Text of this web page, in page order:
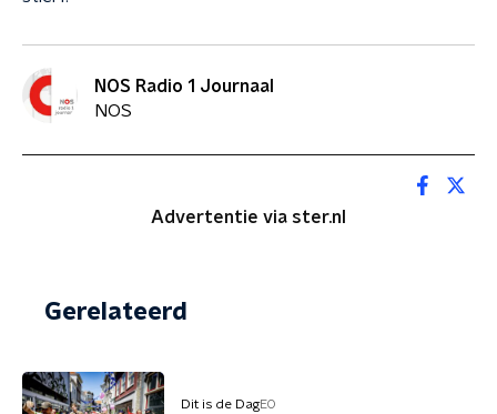
NOS Radio 1 Journaal
NOS
Advertentie via ster.nl
Gerelateerd
Dit is de DagEO